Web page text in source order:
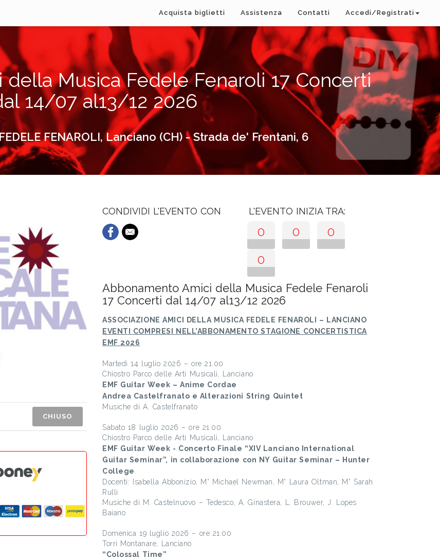
Acquista biglietti Assistenza Contatti Accedi/Registrati
Musica Fedele Fenaroli 17 Concerti
14/07 al13/12 2026
FENAROLI, Lanciano (CH) - Strada de' Frentani, 6
CHIUSO
CONDIVIDI L'EVENTO CON L'EVENTO INIZIA TRA:
0 0
0
0
Abbonamento Amici della Musica Fedele Fenaroli
17 Concerti dal 14/07 al13/12 2026
ASSOCIAZIONE AMICI DELLA MUSICA FEDELE FENAROLI – LANCIANO
EVENTI COMPRESI NELL'ABBONAMENTO STAGIONE CONCERTISTICA
EMF 2026
Martedì 14 luglio 2026 – ore 21.00
Chiostro Parco delle Arti Musicali, Lanciano
EMF Guitar Week – Anime Cordae
Andrea Castelfranato e Alterazioni String Quintet
Musiche di A. Castelfranato
Sabato 18 luglio 2026 – ore 21.00
Chiostro Parco delle Arti Musicali, Lanciano
EMF Guitar Week - Concerto Finale “XIV Lanciano International
Guitar Seminar”, in collaborazione con NY Guitar Seminar – Hunter
College
Docenti: Isabella Abbonizio, M° Michael Newman, M° Laura Oltman, M° Sarah
Rulli
Musiche di M. Castelnuovo – Tedesco, A. Ginastera, L. Brouwer, J. Lopes
Baiano
Domenica 19 luglio 2026 – ore 21.00
Torri Montanare, Lanciano
“Colossal Time”